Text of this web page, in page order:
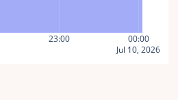
23:00 00:00
Jul 10, 2026